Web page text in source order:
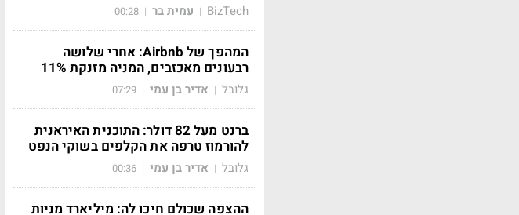
BizTech
| עמית בר |
00:28
המהפך של Airbnb: אחרי שלושה
רבעונים מאכזבים, המניה מזנקת 11%
גלובל | אדיר בן עמי |
07:29
ברנט מעל 82 דולר: התוכנית האיראנית
להורמוז טרפה את הקלפים בשוקי הנפט
גלובל | אדיר בן עמי |
00:36
ההצפה שכולם חיכו לה: מיליארד מניות